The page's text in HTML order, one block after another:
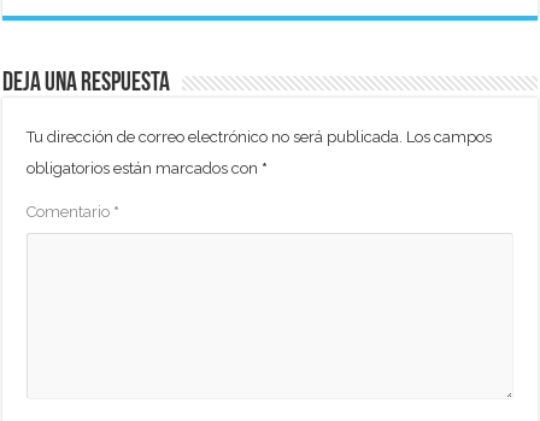
Deja una respuesta
Tu dirección de correo electrónico no será publicada. Los campos
obligatorios están marcados con *
Comentario *